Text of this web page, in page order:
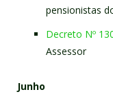
pensionistas
Decreto Nº
Assessor
Junho